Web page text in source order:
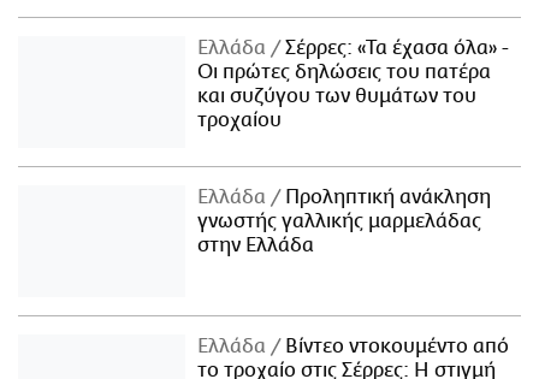
Ελλάδα
Σέρρες: «Τα έχασα όλα» -
Οι πρώτες δηλώσεις του πατέρα
και συζύγου των θυμάτων του
τροχαίου
Ελλάδα
Προληπτική ανάκληση
γνωστής γαλλικής μαρμελάδας
στην Ελλάδα
Ελλάδα
Βίντεο ντοκουμέντο από
το τροχαίο στις Σέρρες: Η στιγμή